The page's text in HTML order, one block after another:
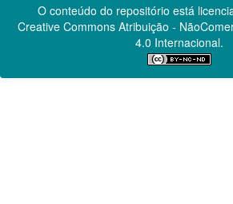
O conteúdo do repositório está
Creative CommonsAtribuição -
4.0 Internacional.